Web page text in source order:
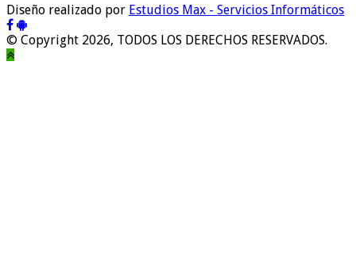
Diseño realizado por Estudios Max - Servicios Informáticos
© Copyright 2026, TODOS LOS DERECHOS RESERVADOS.